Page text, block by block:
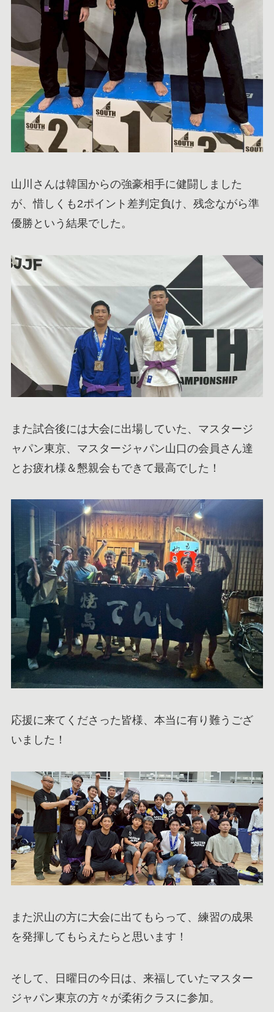
山川さんは韓国からの強豪相手に健闘しました
が、惜しくも2ポイント差判定負け、残念ながら準
優勝という結果でした。
また試合後には大会に出場していた、マスタージ
ャパン東京、マスタージャパン山口の会員さん達
とお疲れ様＆懇親会もできて最高でした！
応援に来てくださった皆様、本当に有り難うござ
いました！
また沢山の方に大会に出てもらって、練習の成果
を発揮してもらえたらと思います！
そして、日曜日の今日は、来福していたマスター
ジャパン東京の方々が柔術クラスに参加。